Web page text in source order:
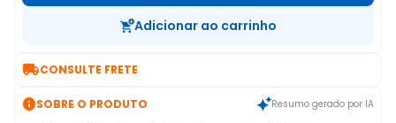
Adicionar ao carrinho
CONSULTE FRETE
SOBRE O PRODUTO Resumo gerado por IA